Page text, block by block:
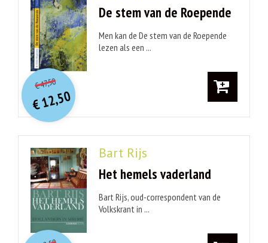
De stem van de Roepende
Men kan de De stem van de Roepende
lezen als een ...
€47,50O
orspr
onkelijke
prijs
was:
€ 47,50.
€12,50
Huidige
prijs
is:€ 12,50.
Bart Rijs
Het hemels vaderland
Bart Rijs, oud-correspondent van de
Volkskrant in ...
O
orspr
onkelijke
Huidige